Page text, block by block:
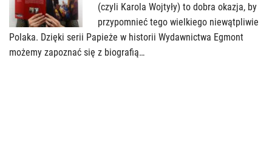
(czyli Karola Wojtyły) to dobra okazja, by
przypomnieć tego wielkiego niewątpliwie
Polaka. Dzięki serii Papieże w historii Wydawnictwa Egmont
możemy zapoznać się z biografią…